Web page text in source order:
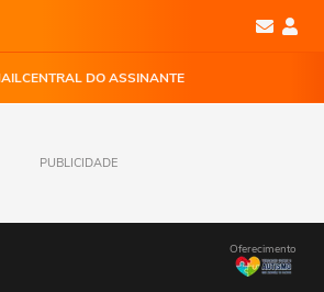
CENTRAL DO ASSINANTE
PUBLICIDADE
Oferecimento